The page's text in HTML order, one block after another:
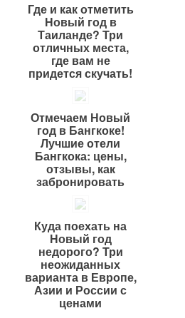
Где и как отметить
Новый год в
Таиланде? Три
отличных места,
где вам не
придется скучать!
Отмечаем Новый
год в Бангкоке!
Лучшие отели
Бангкока: цены,
отзывы, как
забронировать
Куда поехать на
Новый год
недорого? Три
неожиданных
варианта в Европе,
Азии и России с
ценами